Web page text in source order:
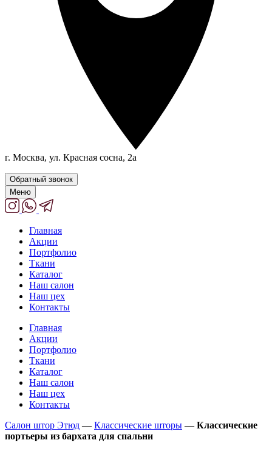
г. Москва, ул. Красная сосна, 2а
Обратный звонок
Меню
Главная
Акции
Портфолио
Ткани
Каталог
Наш салон
Наш цех
Контакты
Главная
Акции
Портфолио
Ткани
Каталог
Наш салон
Наш цех
Контакты
Салон штор Этюд — Классические шторы — Классические
портьеры из бархата для спальни